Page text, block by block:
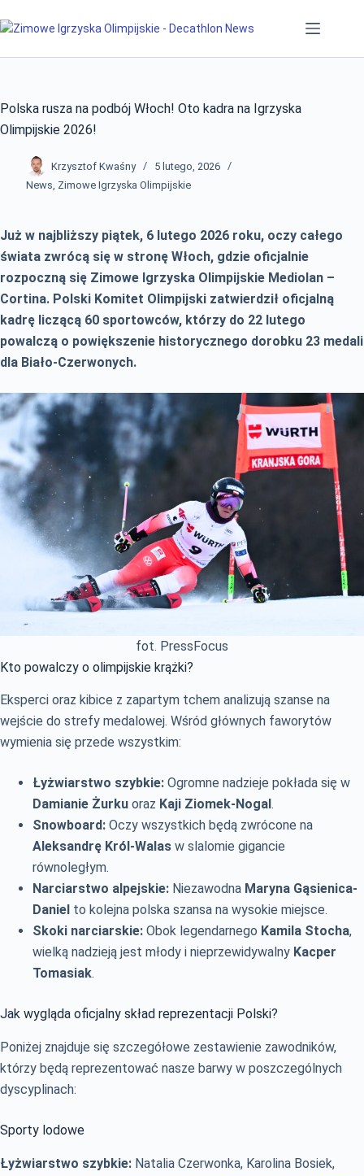
do
Polska rusza na podbój Włoch! Oto kadra na Igrzyska
Olimpijskie 2026!
Krzysztof Kwaśny
5 lutego, 2026
News, Zimowe Igrzyska Olimpijskie
Już w najbliższy piątek, 6 lutego 2026 roku, oczy całego
świata zwrócą się w stronę Włoch, gdzie oficjalnie
rozpoczną się Zimowe Igrzyska Olimpijskie Mediolan –
Cortina. Polski Komitet Olimpijski zatwierdził oficjalną
kadrę liczącą 60 sportowców, którzy do 22 lutego
powalczą o powiększenie historycznego dorobku 23 medali
dla Biało-Czerwonych.
fot. PressFocus
Kto powalczy o olimpijskie krążki?
Eksperci oraz kibice z zapartym tchem analizują szanse na
wejście do strefy medalowej. Wśród głównych faworytów
wymienia się przede wszystkim:
Łyżwiarstwo szybkie: Ogromne nadzieje pokłada się w
Damianie Żurku oraz Kaji Ziomek-Nogal .
Snowboard: Oczy wszystkich będą zwrócone na
Aleksandrę Król-Walas w slalomie gigancie
równoległym.
Narciarstwo alpejskie: Niezawodna Maryna Gąsienica-
Daniel to kolejna polska szansa na wysokie miejsce.
Skoki narciarskie: Obok legendarnego Kamila Stocha,
wielką nadzieją jest młody i nieprzewidywalny Kacper
Tomasiak.
Jak wygląda oficjalny skład reprezentacji Polski?
Poniżej znajduje się szczegółowe zestawienie zawodników,
którzy będą reprezentować nasze barwy w poszczególnych
dyscyplinach:
Sporty lodowe
Łyżwiarstwo szybkie: Natalia Czerwonka, Karolina Bosiek,